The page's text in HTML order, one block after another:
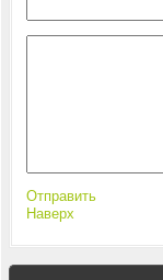
Отправить
Наверх